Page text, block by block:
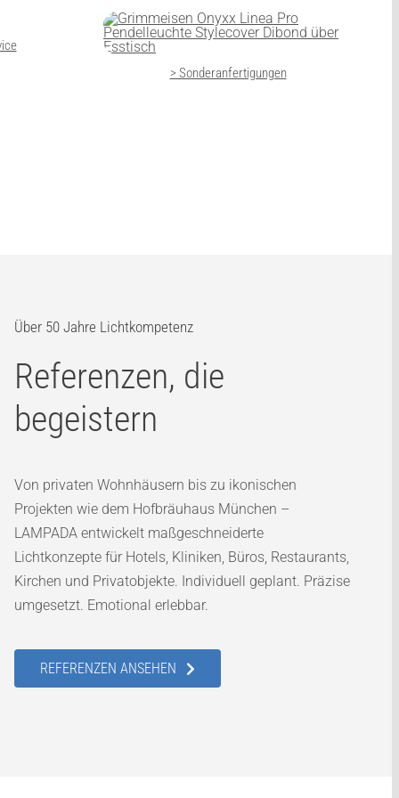
> Sonderanfertigungen
Über 50 Jahre Lichtkompetenz
Referenzen, die
begeistern
Von privaten Wohnhäusern bis zu ikonischen
Projekten wie dem Hofbräuhaus München –
LAMPADA entwickelt maßgeschneiderte
Lichtkonzepte für Hotels, Kliniken, Büros, Restaurants,
Kirchen und Privatobjekte. Individuell geplant. Präzise
umgesetzt. Emotional erlebbar.
REFERENZEN ANSEHEN